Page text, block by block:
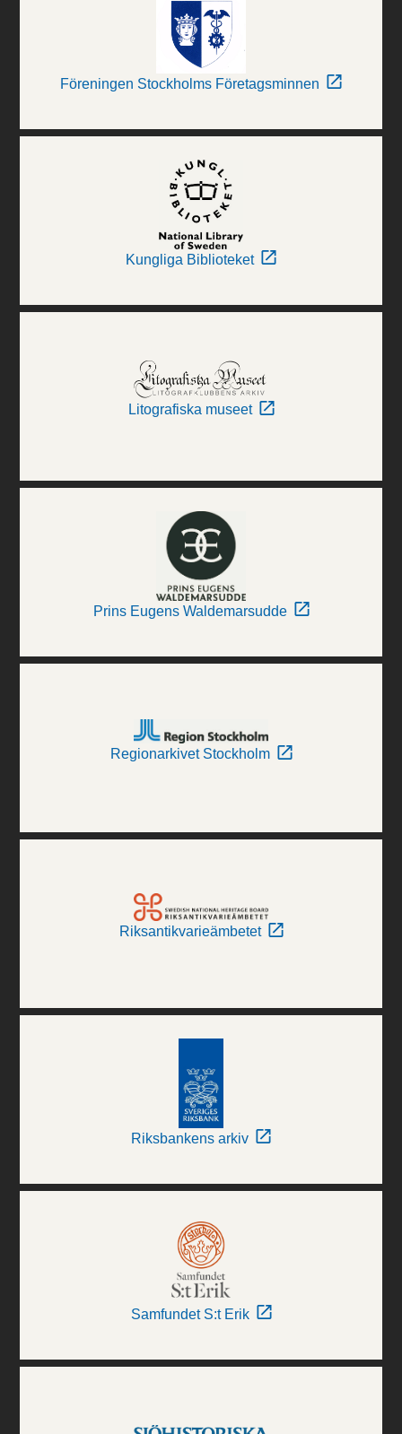
Föreningen Stockholms Företagsminnen
Kungliga Biblioteket
Litografiska museet
Prins Eugens Waldemarsudde
Regionarkivet Stockholm
Riksantikvarieämbetet
Riksbankens arkiv
Samfundet S:t Erik